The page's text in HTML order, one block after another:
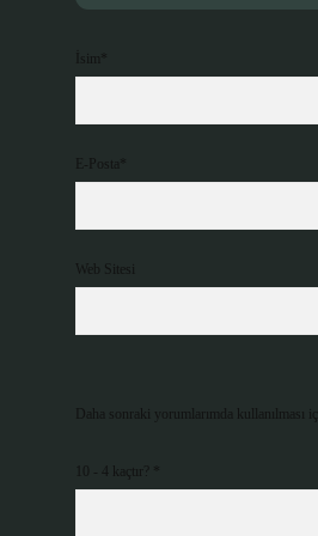
İsim*
E-Posta*
Web Sitesi
Daha sonraki yorumlarımda kullanılması
10 - 4 kaçtır?